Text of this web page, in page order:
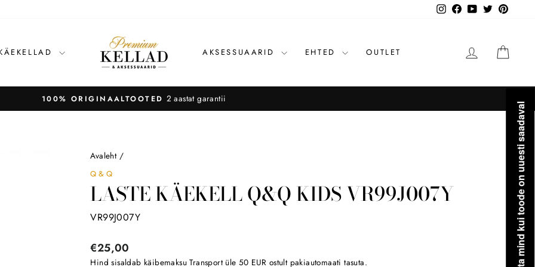
InstagramFacebook
YouTube
Twitter
AKSESSUAARID EHTED OUTLET LOGI SISSE
Kõikidele
Avaleht /
Q&Q
LASTE KÄEKELL Q&Q KIDS VR99J007Y
VR99J007Y
Tavahind
€25,00
Hind sisaldab käibemaksuTransportüle 50 EUR ostult pakiautomaati tasuta. Teavita mind kui toode on uuesti saadaval